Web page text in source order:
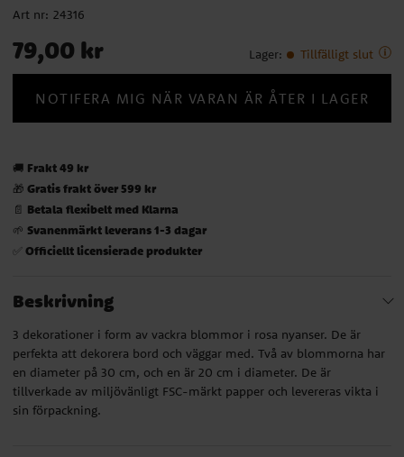
Art nr: 24316
Pris: 79,00 kr
79,00 kr Lager: Tillfälligt slut
NOTIFERA MIG NÄR VARAN ÄR ÅTER I LAGER
🚚 Frakt 49 kr
🎁 Gratis frakt över 599 kr
📄 Betala flexibelt med Klarna
🌱 Svanenmärkt leverans 1-3 dagar
✅ Officiellt licensierade produkter
Beskrivning
3 dekorationer i form av vackra blommor i rosa nyanser. De är
perfekta att dekorera bord och väggar med. Två av blommorna har
en diameter på 30 cm, och en är 20 cm i diameter. De är
tillverkade av miljövänligt FSC-märkt papper och levereras vikta i
sin förpackning.